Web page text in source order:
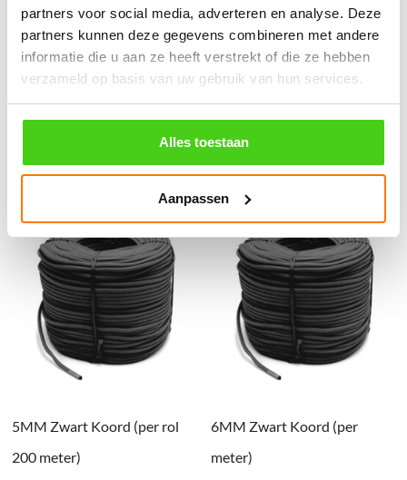
partners voor social media, adverteren en analyse. Deze
partners kunnen deze gegevens combineren met andere
informatie die u aan ze heeft verstrekt of die ze hebben
verzameld op basis van uw gebruik van hun services.
Alles toestaan
Aanpassen
5MM Zwart Koord (per
€0.56incl. BTW
5MM Zwart Koord (per rol
€49.35incl. BTW
Bestel nu
5MM Zwart Koord (per rol
200 meter)
6MM Zwart Koord (per
meter)